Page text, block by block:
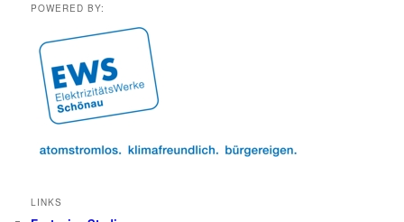
POWERED BY:
LINKS